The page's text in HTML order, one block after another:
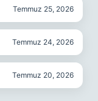
Temmuz 25, 2026
Temmuz 24, 2026
Temmuz 20, 2026